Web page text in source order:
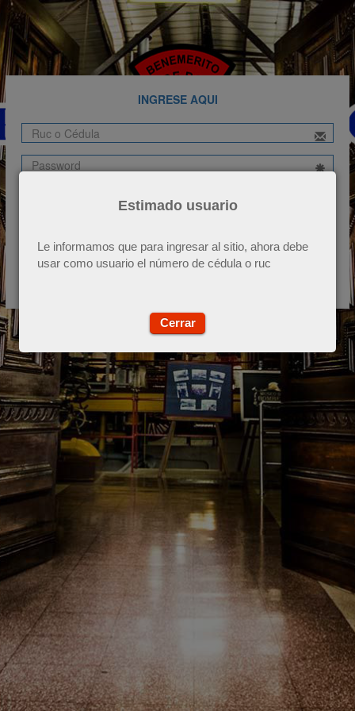
Estimado usuario
Le informamos que para ingresar al sitio, ahora debe
usar como usuario el número de cédula o ruc
Cerrar
INGRESE AQUI
Ruc
Password
Recuperar contraseña
INGRESAR